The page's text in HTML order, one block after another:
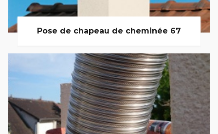
Pose de chapeau de cheminée 67